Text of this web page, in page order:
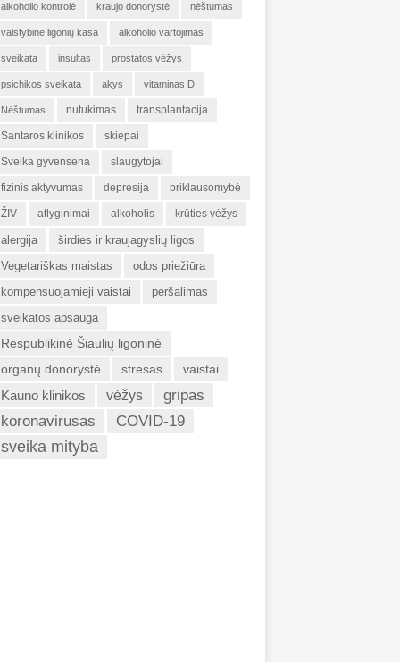
alkoholio kontrolė kraujo donorystė nėštumas
valstybinė ligonių kasa alkoholio vartojimas
sveikata insultas prostatos vėžys
psichikos sveikata akys vitaminas D
Nėštumas nutukimas transplantacija
Santaros klinikos skiepai
Sveika gyvensena slaugytojai
fizinis aktyvumas depresija priklausomybė
ŽIV atlyginimai alkoholis krūties vėžys
alergija
širdies ir kraujagyslių ligos
Vegetariškas maistas
odos priežiūra
kompensuojamieji vaistai
peršalimas
sveikatos apsauga
Respublikinė Šiaulių ligoninė
organų donorystė
stresas vaistai
Kauno klinikos vėžys
gripas
koronavirusas
COVID-19
sveika mityba